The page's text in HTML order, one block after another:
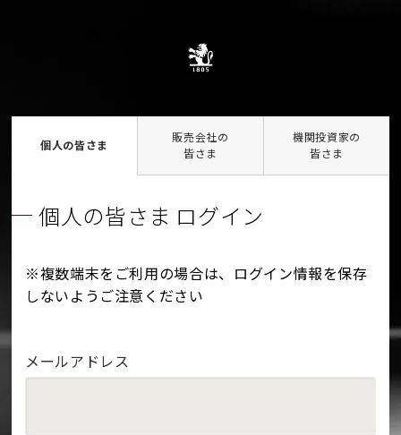
個人の皆さま
販売会社の
皆さま
機関投資家の
皆さま
個人の皆さま ログイン
※複数端末をご利用の場合は、ログイン情報を保存
しないようご注意ください
メールアドレス